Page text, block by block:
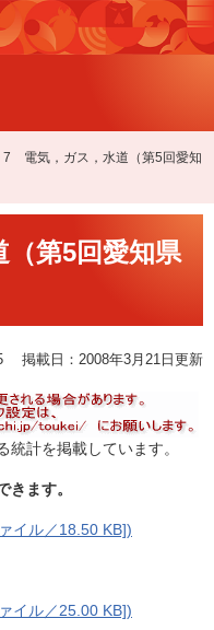
7 電気，ガス，水道（第5回愛知
第5回愛知県
掲載日：2008年3月21日更新
計を掲載しています。
ます。
イル／18.50 KB])
イル／25.00 KB])